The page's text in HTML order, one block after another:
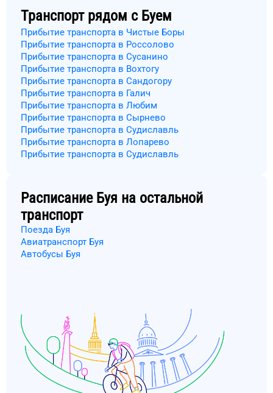
Транспорт рядом с Буем
Прибытие транспорта в Чистые Боры
Прибытие транспорта в Россолово
Прибытие транспорта в Сусанино
Прибытие транспорта в Вохтогу
Прибытие транспорта в Сандогору
Прибытие транспорта в Галич
Прибытие транспорта в Любим
Прибытие транспорта в Сырнево
Прибытие транспорта в Судиславль
Прибытие транспорта в Лопарево
Прибытие транспорта в Судиславль
Расписание Буя на остальной
транспорт
Поезда Буя
Авиатранспорт Буя
Автобусы Буя